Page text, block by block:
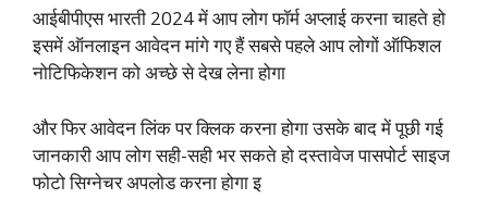
आईबीपीएस भारती 2024 में आप लोग फॉर्म अप्लाई करना चाहते हो
इसमें ऑनलाइन आवेदन मांगे गए हैं सबसे पहले आप लोगों ऑफिशल
नोटिफिकेशन को अच्छे से देख लेना होगा
और फिर आवेदन लिंक पर क्लिक करना होगा उसके बाद में पूछी गई
जानकारी आप लोग सही-सही भर सकते हो दस्तावेज पासपोर्ट साइज
फोटो सिग्नेचर अपलोड करना होगा इ